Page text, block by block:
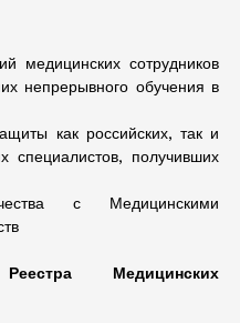
медицинских сотрудников
непрерывного обучения в
как российских, так и
специалистов, получивших
с Медицинскими
Медицинских